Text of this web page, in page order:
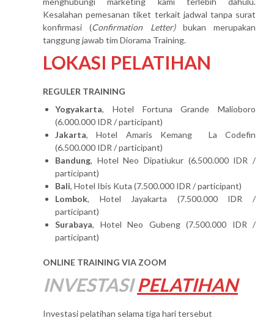
Kesalahan pemesanan tiket terkait jadwal tanpa surat
konfirmasi (Confirmation Letter)bukan merupakan
tanggung jawab tim Diorama Training.
LOKASI PELATIHAN
REGULER TRAINING
Yogyakarta, Hotel Fortuna Grande Malioboro
(6.000.000 IDR / participant)
Jakarta, Hotel Amaris Kemang La Codefin
(6.500.000 IDR / participant)
Bandung, Hotel Neo Dipatiukur (6.500.000 IDR /
participant)
Bali, Hotel Ibis Kuta (7.500.000 IDR / participant)
Lombok, Hotel Jayakarta (7.500.000 IDR /
participant)
Surabaya, Hotel Neo Gubeng (7.500.000 IDR /
participant)
ONLINE TRAINING VIA ZOOM
INVESTASI PELATIHAN
Investasi pelatihan selama tiga hari tersebut